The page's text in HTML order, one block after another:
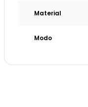
Material
Modo